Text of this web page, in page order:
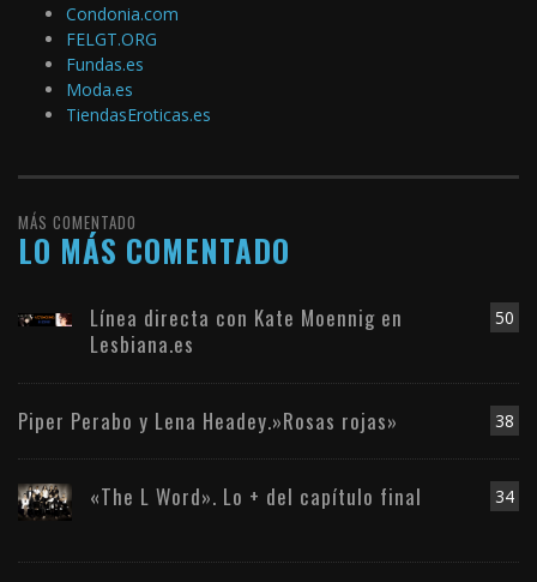
Condonia.com
FELGT.ORG
Fundas.es
Moda.es
TiendasEroticas.es
MÁS COMENTADO
LO MÁS COMENTADO
50
Línea directa con Kate Moennig en
Lesbiana.es
38
Piper Perabo y Lena Headey.»Rosas rojas»
34
«The L Word». Lo + del capítulo final